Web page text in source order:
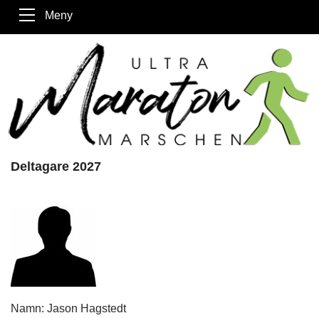
Meny
Deltagare 2027
Namn: Jason Hagstedt